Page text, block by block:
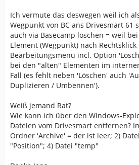
Ich vermute das deswegen weil ich
Wegpunkt von BC ans Drivesmart 61
auch via Basecamp löschen = weil
Element (Wegpunkt) nach
Bearbeitungsmenü incl. Option
bei den "alten" Elementen im
Fall (es fehlt neben 'Löschen' auch
Duplizieren / Umbennen').
Weiß jemand Rat?
Wie kann ich über den Windows-
Dateien vom Drivesmart entfernen?
Ordner 'Archive' = der ist leer; 2)
"Position"; 4) Datei "temp"